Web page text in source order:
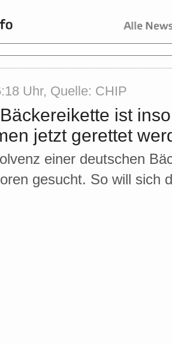
Uhr, Quelle: CHIP
ist
jetzt gerettet
einer deutschen
gesucht. So will sich